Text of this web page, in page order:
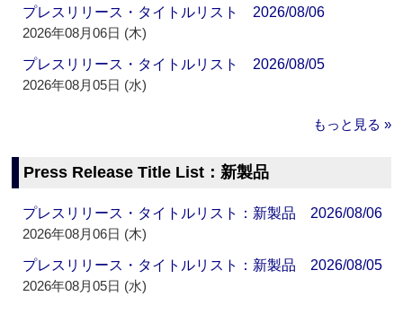
プレスリリース・タイトルリスト 2026/08/06
2026年08月06日 (木)
プレスリリース・タイトルリスト 2026/08/05
2026年08月05日 (水)
もっと見る »
Press Release Title List：新製品
プレスリリース・タイトルリスト：新製品 2026/08/06
2026年08月06日 (木)
プレスリリース・タイトルリスト：新製品 2026/08/05
2026年08月05日 (水)